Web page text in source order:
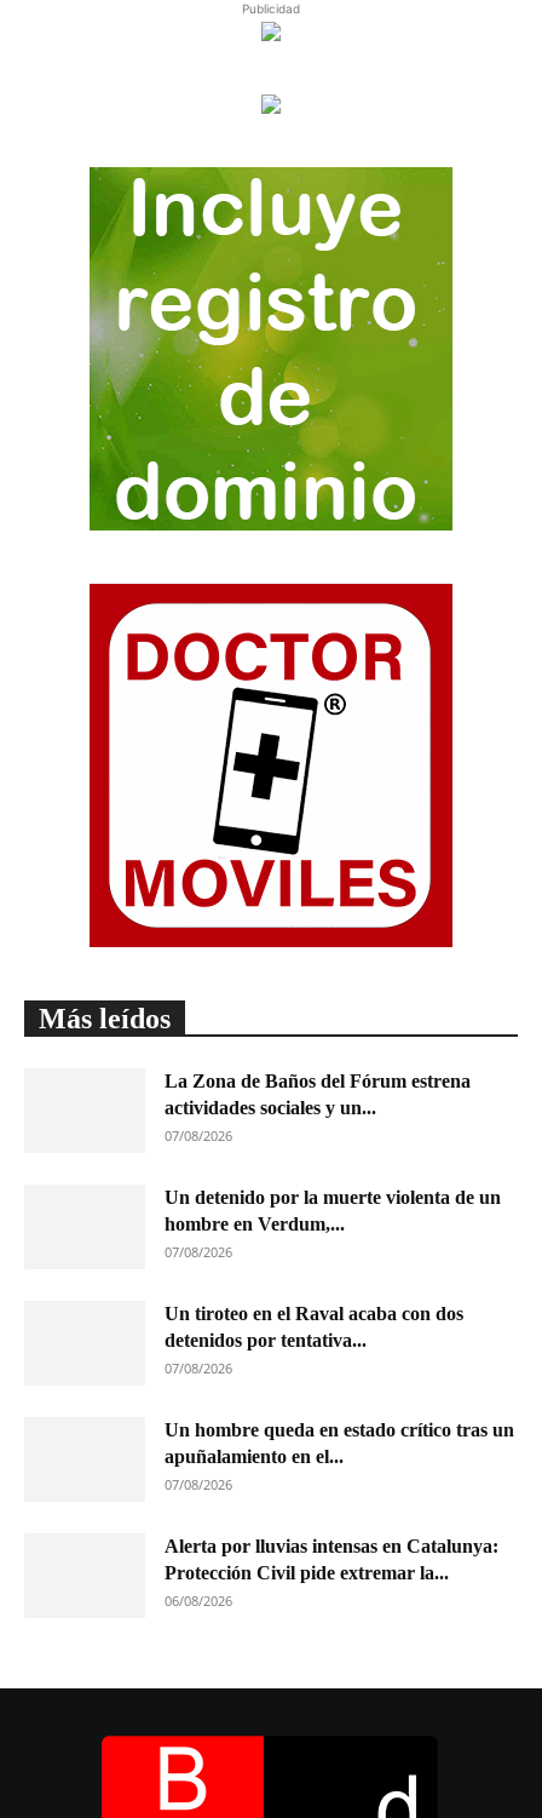
Publicidad
Más leídos
La Zona de Baños del Fórum estrena
actividades sociales y un...
07/08/2026
Un detenido por la muerte violenta de un
hombre en Verdum,...
07/08/2026
Un tiroteo en el Raval acaba con dos
detenidos por tentativa...
07/08/2026
Un hombre queda en estado crítico tras un
apuñalamiento en el...
07/08/2026
Alerta por lluvias intensas en Catalunya:
Protección Civil pide extremar la...
06/08/2026